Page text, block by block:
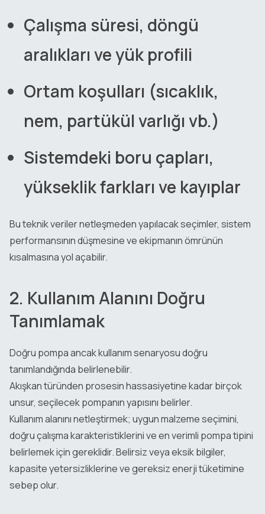
Çalışma süresi, döngü
aralıkları ve yük profili
Ortam koşulları (sıcaklık,
nem, partükül varlığı vb.)
Sistemdeki boru çapları,
yükseklik farkları ve kayıplar
Bu teknik veriler netleşmeden yapılacak seçimler, sistem
performansının düşmesine ve ekipmanın ömrünün
kısalmasına yol açabilir.
2. Kullanım Alanını Doğru
Tanımlamak
Doğru pompa ancak kullanım senaryosu doğru
tanımlandığında belirlenebilir.
Akışkan türünden prosesin hassasiyetine kadar birçok
unsur, seçilecek pompanın yapısını belirler.
Kullanım alanını netleştirmek; uygun malzeme seçimini,
doğru çalışma karakteristiklerini ve en verimli pompa tipini
belirlemek için gereklidir. Belirsiz veya eksik bilgiler,
kapasite yetersizliklerine ve gereksiz enerji tüketimine
sebep olur.